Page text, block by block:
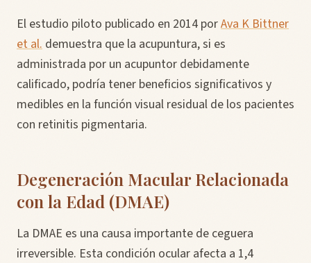
El estudio piloto publicado en 2014 porAva K Bittner
et al. demuestra que la acupuntura, si es
administrada por un acupuntor debidamente
calificado, podría tener beneficios significativos y
medibles en la función visual residual de los pacientes
con retinitis pigmentaria.
Degeneración Macular Relacionada
con la Edad (DMAE)
La DMAE es una causa importante de ceguera
irreversible. Esta condición ocular afecta a 1,4